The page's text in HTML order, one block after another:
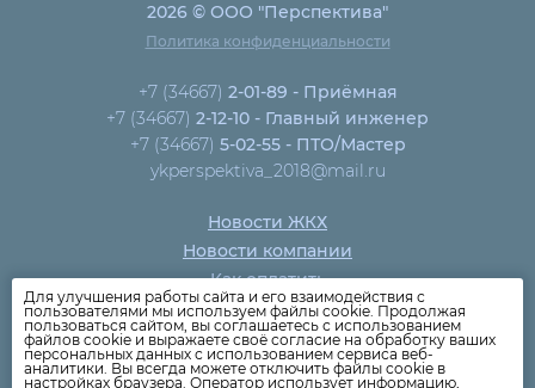
2026 © ООО "Перспектива"
Политика конфиденциальности
+7 (34667) 2-01-89 - Приёмная
+7 (34667) 2-12-10 - Главный инженер
+7 (34667) 5-02-55 - ПТО/Мастер
ykperspektiva_2018@mail.ru
Новости ЖКХ
Новости компании
Как оплатить
Дома
Раскрытие информации
Вопросы
Для улучшения работы сайта и его взаимодействия с
пользователями мы используем файлы cookie. Продолжая
пользоваться сайтом, вы соглашаетесь с использованием
файлов cookie и выражаете своё согласие на обработку ваших
персональных данных с использованием сервиса веб-
аналитики. Вы всегда можете отключить файлы cookie в
настройках браузера. Оператор использует информацию,